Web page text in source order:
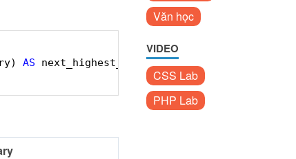
AS
next_highest_salary
Văn học
VIDEO
CSS Lab
PHP Lab